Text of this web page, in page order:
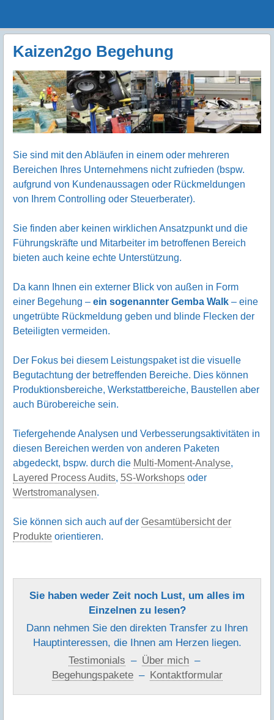
GeeMco :
Götz Müller
Consulting
Kaizen2go Begehung
Sie sind mit den Abläufen in einem oder mehreren
Bereichen Ihres Unternehmens nicht zufrieden (bspw.
aufgrund von Kundenaussagen oder Rückmeldungen
von Ihrem Controlling oder Steuerberater).
Sie finden aber keinen wirklichen Ansatzpunkt und die
Führungskräfte und Mitarbeiter im betroffenen Bereich
bieten auch keine echte Unterstützung.
Da kann Ihnen ein externer Blick von außen in Form
einer Begehung – ein sogenannter Gemba Walk – eine
ungetrübte Rückmeldung geben und blinde Flecken der
Beteiligten vermeiden.
Der Fokus bei diesem Leistungspaket ist die visuelle
Begutachtung der betreffenden Bereiche. Dies können
Produktionsbereiche, Werkstattbereiche, Baustellen aber
auch Bürobereiche sein.
Tiefergehende Analysen und Verbesserungsaktivitäten in
diesen Bereichen werden von anderen Paketen
abgedeckt, bspw. durch die Multi-Moment-Analyse,
Layered Process Audits, 5S-Workshops oder
Wertstromanalysen.
Sie können sich auch auf der Gesamtübersicht der
Produkte orientieren.
Sie haben weder Zeit noch Lust, um alles im
Einzelnen zu lesen?
Dann nehmen Sie den direkten Transfer zu Ihren
Hauptinteressen, die Ihnen am Herzen liegen.
Testimonials – Über mich –
Begehungspakete– Kontaktformular